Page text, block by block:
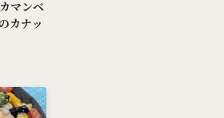
マンベ
カナッ